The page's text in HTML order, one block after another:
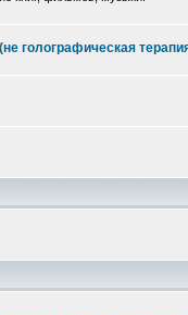
голографическая